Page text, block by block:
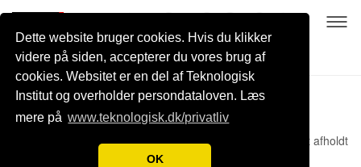
Dette website bruger cookies. Hvis du klikker
videre på siden, accepterer du vores brug af
cookies. Websitet er en del af Teknologisk
Institut og overholder persondataloven. Læs
mere på www.teknologisk.dk/privatliv
OK
Netværksmøder
Siden opstarten af Netværket i 2020 har der løbende blevet afholdt